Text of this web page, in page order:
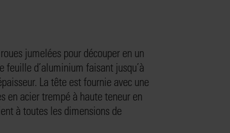
jumelées pour découper en un
feuille d’aluminium faisant jusqu’à
La tête est fournie avec une
en acier trempé à haute teneur en
à toutes les dimensions de